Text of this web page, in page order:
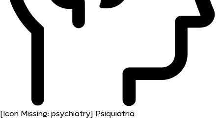
[Icon Missing: psychiatry] Psiquiatria